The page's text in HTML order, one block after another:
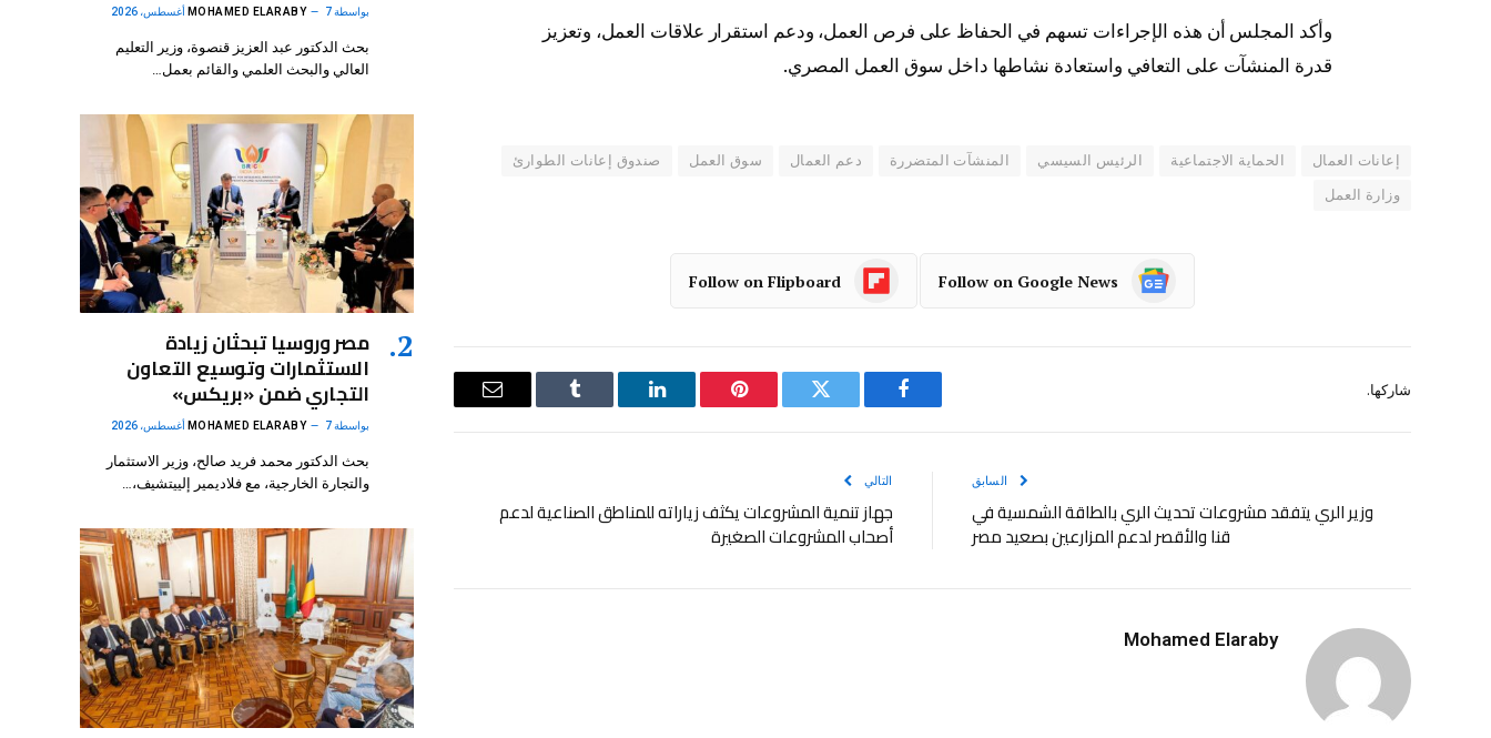
وأكد المجلس أن هذه الإجراءات تسهم في الحفاظ على فرص العمل، ودعم استقرار علاقات العمل، وتعزيز
قدرة المنشآت على التعافي واستعادة نشاطها داخل سوق العمل المصري.
إعانات العمال الحماية الاجتماعية الرئيس السيسي المنشآت المتضررة دعم العمال سوق العمل صندوق إعانات الطوارئ
وزارة العمل
Follow on Google News
Follow on Flipboard
شاركها.
فيسبوك
تويتر بينتيريستلينكدإن Tumblr
البريد
السابق
وزير الري يتفقد مشروعات تحديث الري بالطاقة الشمسية في
قنا والأقصر لدعم المزارعين بصعيد مصر
التالي
جهاز تنمية المشروعات يكثف زياراته للمناطق الصناعية لدعم
أصحاب المشروعات الصغيرة
Mohamed Elaraby
بواسطة MOHAMED ELARABY 7 أغسطس، 2026
بحث الدكتور عبد العزيز قنصوة، وزير التعليم
العالي والبحث العلمي والقائم بعمل…
مصر وروسيا تبحثان زيادة
الاستثمارات وتوسيع التعاون
التجاري ضمن «بريكس»
بواسطة MOHAMED ELARABY 7 أغسطس، 2026
بحث الدكتور محمد فريد صالح، وزير الاستثمار
والتجارة الخارجية، مع فلاديمير إلييتشيف،…